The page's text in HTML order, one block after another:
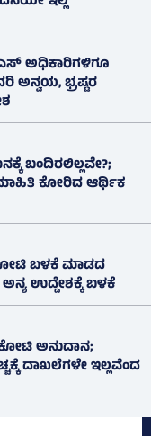
ಅಧಿಕಾರಿಗಳಿಗೂ
ಭ್ರಷ್ಟರ
ಬಂದಿರಲಿಲ್ಲವೇ?;
ಕೋರಿದ ಆರ್ಥಿಕ
ಬಳಕೆ ಮಾಡದ
ಉದ್ದೇಶಕ್ಕೆ ಬಳಕೆ
ಅನುದಾನ;
ದಾಖಲೆಗಳೇ ಇಲ್ಲವೆಂದ